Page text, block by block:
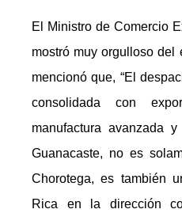
El Ministro de Comercio
mostró muy orgulloso del
mencionó que, “El
consolidada con
manufactura avanzada
Guanacaste, no es
Chorotega, es también
Rica en la dirección